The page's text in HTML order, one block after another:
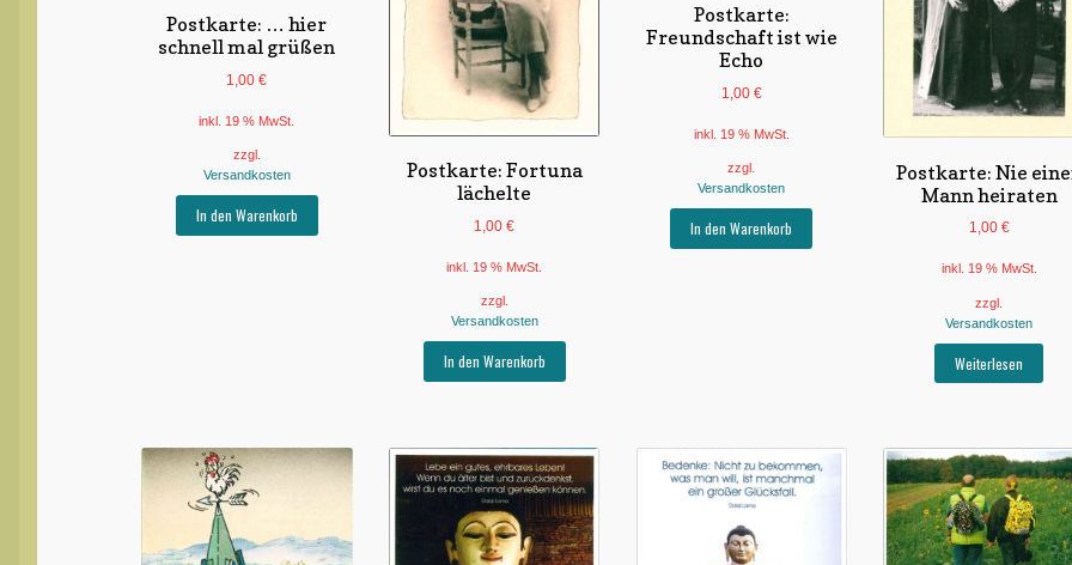
Postkarte: … hier
schnell mal grüßen
1,00€
inkl. 19 % MwSt.
zzgl.
Versandkosten
In den Warenkorb
Postkarte: Fortuna
lächelte
1,00€
inkl. 19 % MwSt.
zzgl.
Versandkosten
In den Warenkorb
Postkarte:
Freundschaft ist wie
Echo
1,00 €
inkl. 19 % MwSt.
zzgl.
Versandkosten
In den Warenkorb
Postkarte: Nie
Mann heiraten
1,00 €
inkl. 19 % MwSt.
zzgl.
Versandkosten
Weiterlesen